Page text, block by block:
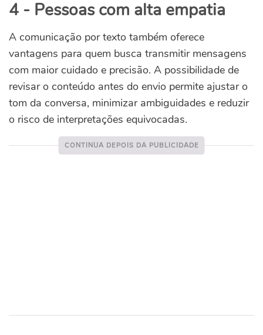
4 - Pessoas com alta empatia
A comunicação por texto também oferece
vantagens para quem busca transmitir mensagens
com maior cuidado e precisão. A possibilidade de
revisar o conteúdo antes do envio permite ajustar o
tom da conversa, minimizar ambiguidades e reduzir
o risco de interpretações equivocadas.